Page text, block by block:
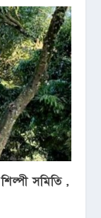
সমিতি ,